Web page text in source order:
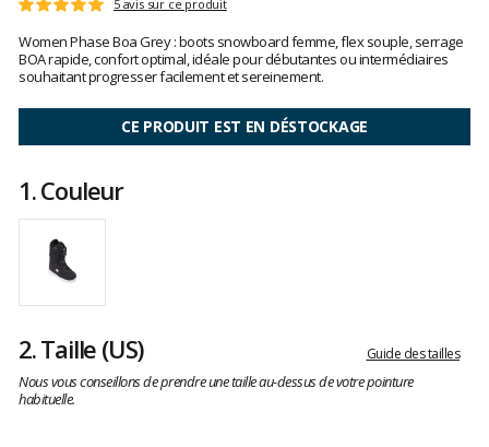
Les
clients
Note
:
5
sur
5 avis sur ce produit
Women Phase Boa Grey : boots snowboard femme, flex souple, serrage
BOA rapide, confort optimal, idéale pour débutantes ou intermédiaires
souhaitant progresser facilement et sereinement.
CE PRODUIT EST EN DÉSTOCKAGE
1.Couleur
2.Taille (US) Guide des tailles
Nous vous conseillons de prendre une taille au-dessus de votre pointure
habituelle.